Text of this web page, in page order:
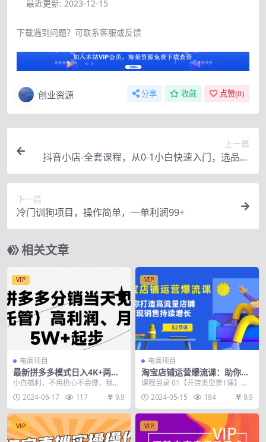
最近更新: 2023-12-15
下载遇到问题？可联系客服或反馈
创业资源 分享 收藏 点赞(0)
上一篇
抖音小店-全套课程，从0-1小白快速入门，选品，
打爆店铺（131节课）
下一篇
冷门训狗项目，操作简单，一单利润99+
相关文章
VIP
电商项目
最新拼多多模式日入4K+两天
销量过百单，无学费、 老运营
代操作、小白福…
小白福利，不用担心不会做，我们
老运营代替你做，简单来说，你开
店，我做代运营，你做...
2024-06-17 117 9.9
VIP
电商项目
淘宝店铺运营爆流课：助你打
造高流量店铺，实现销售持续
增长（52节课）
课程目录 01【开店类型第1课】货
架式店铺.mp4 02【开店类型第2
课】短视频...
2024-05-15 184 9.9
VIP VIP